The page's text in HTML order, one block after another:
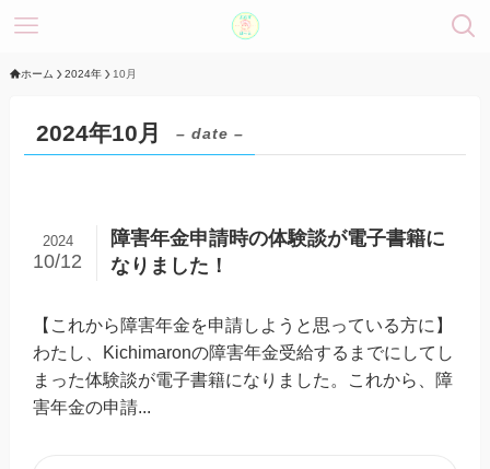
ホーム 2024年 10月
2024年10月 – date –
障害年金申請時の体験談が電子書籍に
なりました！
2024
10/12
【これから障害年金を申請しようと思っている方に】
わたし、Kichimaronの障害年金受給するまでにしてし
まった体験談が電子書籍になりました。これから、障
害年金の申請...